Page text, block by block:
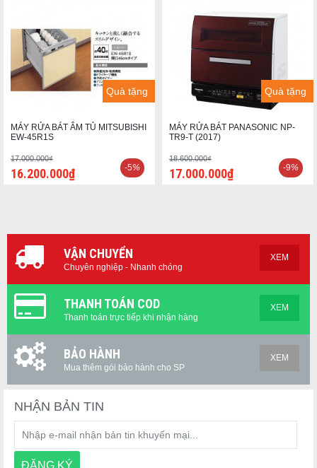
Quà tặng
MÁY RỬA BÁT ÂM TỦ MITSUBISHI
EW-45R1S
17.000.000₫
16.200.000₫ -5%
Quà tặng
MÁY RỬA BÁT PANASONIC NP-
TR9-T (2017)
18.600.000₫
17.000.000₫ -9%
VẬN CHUYỂN
Chuyên nghiệp - Nhanh chóng
XEM
THANH TOÁN COD
Thanh toán trực tiếp khi nhận hàng
XEM
BẢO HÀNH
Mua thêm gói bảo hành cho SP
XEM
NHẬN BẢN TIN